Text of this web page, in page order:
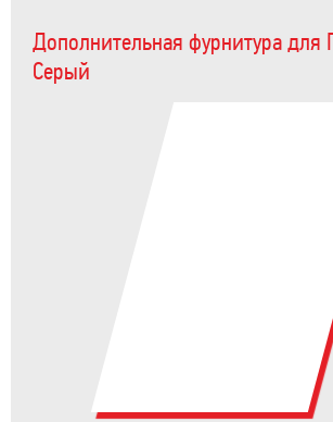
Дополнительная фурнитура для
Серый